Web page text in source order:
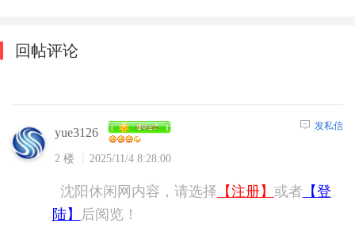
回帖评论
yue3126
2 楼 2025/11/4 8:28:00
发私信
沈阳休闲网内容，请选择 【注册】 或者 【登
陆】
后阅览！